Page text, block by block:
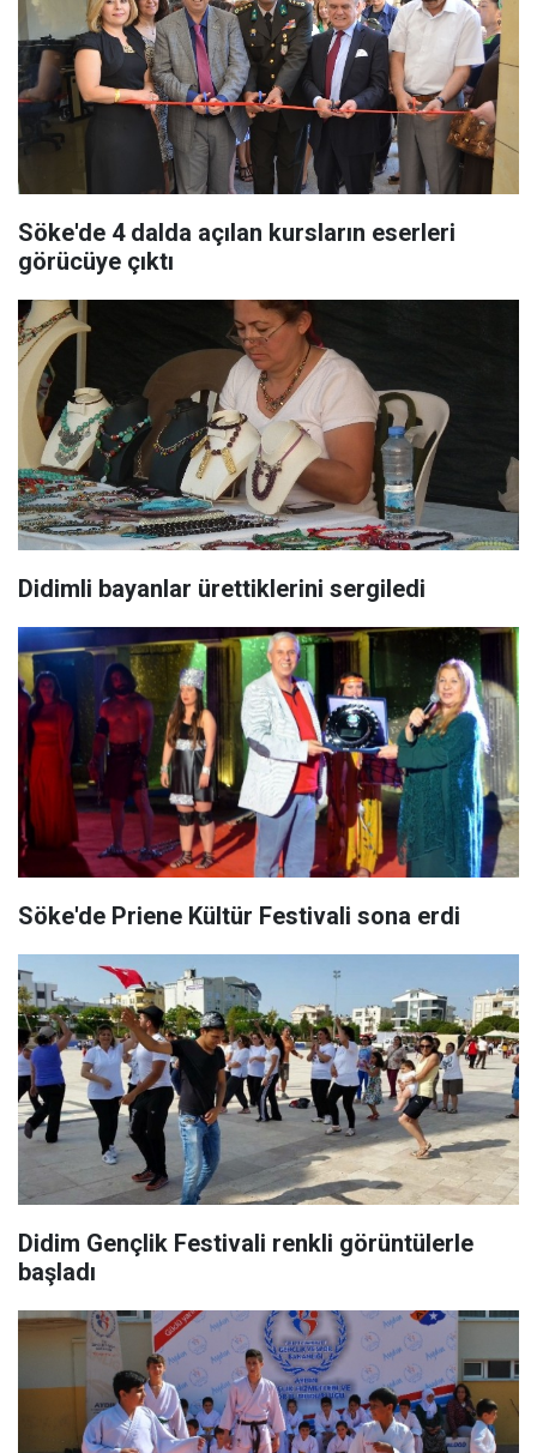
Söke'de 4 dalda açılan kursların eserleri
görücüye çıktı
Didimli bayanlar ürettiklerini sergiledi
Söke'de Priene Kültür Festivali sona erdi
Didim Gençlik Festivali renkli görüntülerle
başladı